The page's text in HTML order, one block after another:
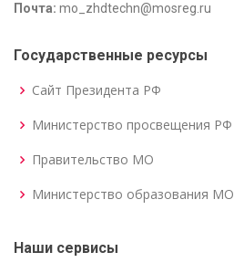
Почта: mo_zhdtechn@mosreg.ru
Государственные ресурсы
Сайт Президента РФ
Министерство просвещения РФ
Правительство МО
Министерство образования МО
Наши сервисы